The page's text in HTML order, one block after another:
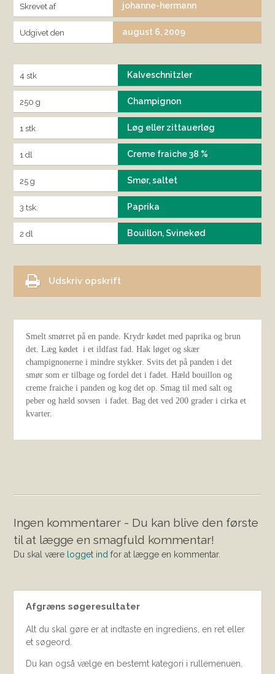
Skrevet af johanne-hermann
Udgivet den august 6, 2009
4 stk Kalveschnitzler
250 g Champignon
1 stk Løg eller zittauerløg
1 dl Creme fraiche 38 %
25 g Smør, saltet
3 tsk. Paprika
2 dl Bouillon, Svinekød
Udskriv opskrift
Smelt smørret på en pande. Krydr kødet med paprika og brun
det. Læg kødet i et ildfast fad. Hak løget og skær
champignonerne i mindre stykker. Svits det på panden i det
smør som er tilbage og fordel det i fadet. Hæld bouillon og
creme fraiche i panden og kog det op. Smag til med salt og
peber og hæld sovsen i fadet. Bag det ved 200 grader i cirka et
kvarter.
Ingen kommentarer - Du kan blive den første
til at lægge en smagfuld kommentar!
Du skal være logget ind for at lægge en kommentar.
Afgræns søgeresultater
Alt du skal gøre er at indtaste en ingrediens, en ret eller
et søgeord.
Du kan også vælge en bestemt kategori i rullemenuen.